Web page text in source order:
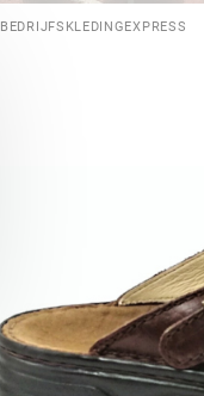
BEDRIJFSKLEDINGEXPRESS